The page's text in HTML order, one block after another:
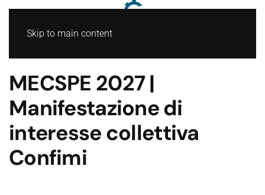
Skip to main content
MECSPE 2027 |
Manifestazione di
interesse collettiva
Confimi